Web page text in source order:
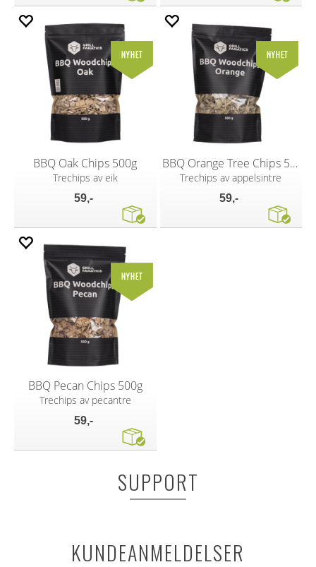
BBQ Oak Chips 500g
Trechips av eik
59,-
BBQ Orange Tree Chips 500g
Trechips av appelsintre
59,-
BBQ Pecan Chips 500g
Trechips av pecantre
59,-
SUPPORT
KUNDEANMELDELSER